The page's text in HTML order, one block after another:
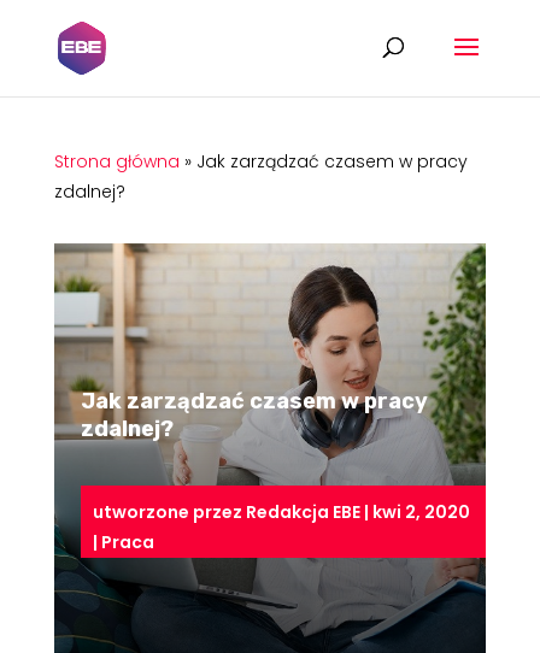
Strona główna » Jak zarządzać czasem w pracy
zdalnej?
Jak zarządzać czasem w pracy
zdalnej?
utworzone przez Redakcja EBE | kwi 2, 2020
| Praca